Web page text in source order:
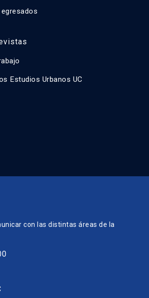
Estudios Urbanos UC
con las distintas áreas de la